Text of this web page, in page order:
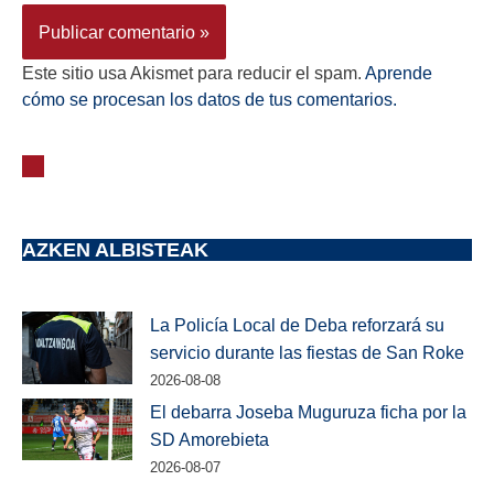
Este sitio usa Akismet para reducir el spam. Aprende
cómo se procesan los datos de tus comentarios.
AZKEN ALBISTEAK
La Policía Local de Deba reforzará su
servicio durante las fiestas de San Roke
2026-08-08
El debarra Joseba Muguruza ficha por la
SD Amorebieta
2026-08-07